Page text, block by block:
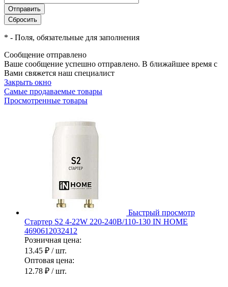
* - Поля, обязательные для заполнения
Сообщение отправлено
Ваше сообщение успешно отправлено. В ближайшее время с
Вами свяжется наш специалист
Закрыть окно
Самые продаваемые товары
Просмотренные товары
Быстрый просмотр
Стартер S2 4-22W 220-240В/110-130 IN HOME
4690612032412
Розничная цена:
13.45 ₽ / шт.
Оптовая цена:
12.78 ₽ / шт.